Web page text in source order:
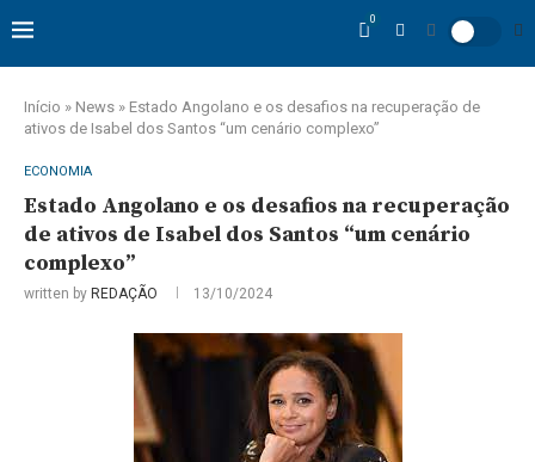
0
Início » News » Estado Angolano e os desafios na recuperação de
ativos de Isabel dos Santos “um cenário complexo”
ECONOMIA
Estado Angolano e os desafios na recuperação
de ativos de Isabel dos Santos “um cenário
complexo”
written by REDAÇÃO 13/10/2024